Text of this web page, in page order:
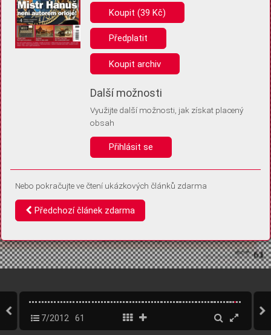
Pro základní fungování webu nepotřebujeme ukládat žádné informace
(tzv. cookies apod.). Rádi bychom vás ale požádali o souhlas s
uložením volitelných informací:
Anonymní unikátní ID
Díky němu příště poznáme, že se jedná o stejné zařízení, a
Identifikátor je zcela anonymní.
Vaše souhlasy a odmítnutí si ukládáme do vašeho zařízení, abychom se
vás už příště znovu neptali. Můžete je kdykoli později upravit ve Správě
7/2012 61
Koupit (39 Kč)
Předplatit
Koupit archiv
Další možnosti
Využijte další možnosti, jak získat placený
obsah
Přihlásit se
Nebo pokračujte ve čtení ukázkových článků zdarma
Předchozí článek zdarma